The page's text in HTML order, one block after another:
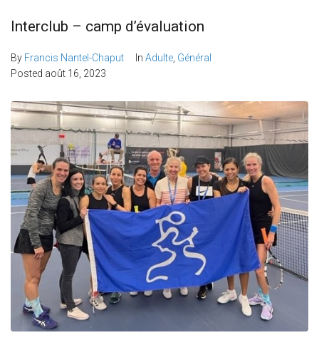
Interclub – camp d’évaluation
By Francis Nantel-Chaput In Adulte, Général
Posted août 16, 2023